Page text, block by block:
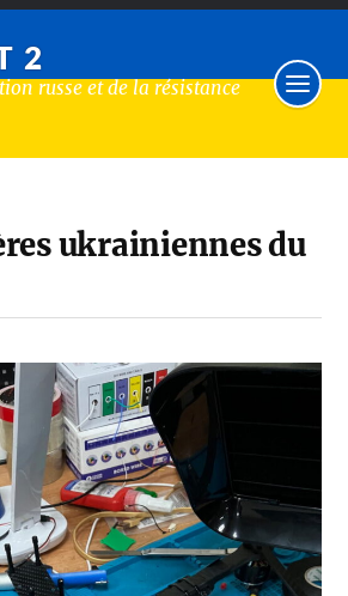
2
russe et de la résistance
ukrainiennes du